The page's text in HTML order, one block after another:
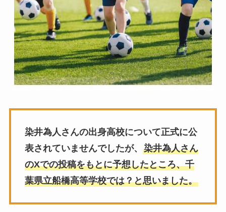
染井為人さんの出身高校について正式に公
表されていませんでしたが、 染井為人さん
のXでの投稿をもとに予想したところ、千
葉県立船橋高等学校では？と思いました。